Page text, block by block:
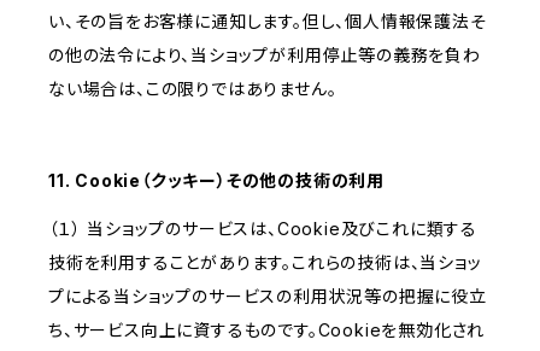
い、その旨をお客様に通知します。但し、個人情報保護法そ
の他の法令により、当ショップが利用停止等の義務を負わ
ない場合は、この限りではありません。
11. Cookie（クッキー）その他の技術の利用
（１） 当ショップのサービスは、Cookie及びこれに類する
技術を利用することがあります。これらの技術は、当ショッ
プによる当ショップのサービスの利用状況等の把握に役立
ち、サービス向上に資するものです。Cookieを無効化され